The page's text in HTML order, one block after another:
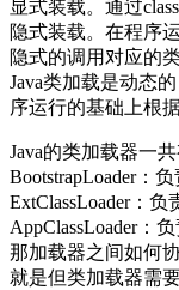
显式装载。通过
隐式装载。在程序
隐式的调用对应的
Java类加载是动态
序运行的基础上根
Java的类加载器一共
BootstrapLoader：
ExtClassLoader：
AppClassLoader：
那加载器之间如何
就是但类加载器需